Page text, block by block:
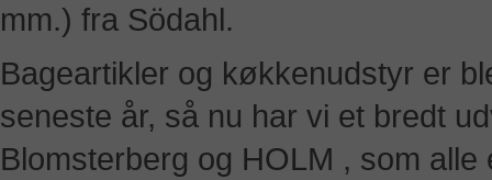
mm.) fra Södahl.
Bageartikler og køkkenudstyr er
seneste år, så nu har vi et bredt
Blomsterberg og HOLM , som alle